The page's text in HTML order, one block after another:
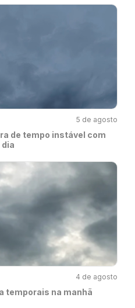
5 de agosto
de tempo instável com
4 de agosto
temporais na manhã